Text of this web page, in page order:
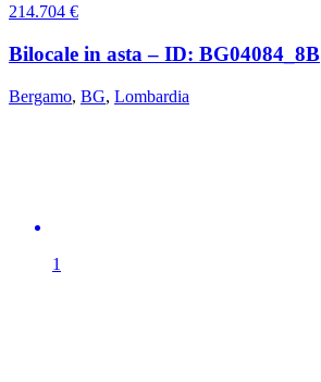
214.704 €
Bilocale in asta – ID: BG04084_8B
Bergamo, BG, Lombardia
1